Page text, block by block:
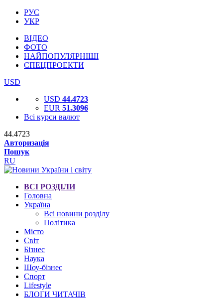
РУС
УКР
ВІДЕО
ФОТО
НАЙПОПУЛЯРНІШІ
СПЕЦПРОЕКТИ
USD
USD 44.4723
EUR 51.3096
Всі курси валют
44.4723
Авторизація
Пошук
RU
ВСІ РОЗДІЛИ
Головна
Україна
Всі новини розділу
Політика
Місто
Світ
Бізнес
Наука
Шоу-бізнес
Спорт
Lifestyle
БЛОГИ ЧИТАЧІВ